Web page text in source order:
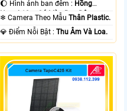
🌔 Hình ảnh ban đêm : Hồng
Ngoại 10m Có Màu Ban Ðêm.
❄ Camera Theo MẫuThân Plastic.
️💎 Điểm Nỗi Bật :Thu Âm Và Loa.